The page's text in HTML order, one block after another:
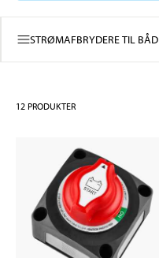
STRØMAFBRYDERE TIL BÅD
12 PRODUKTER